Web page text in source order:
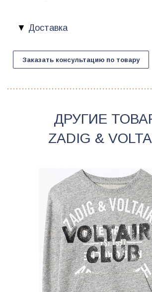
Доставка
Заказать консультацию по товару
ДРУГИЕ
ZADIG &